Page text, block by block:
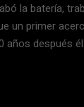
la batería,
un primer
años después